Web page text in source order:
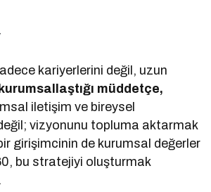
kariyerlerini değil, uzun
müddetçe,
iletişim ve bireysel
vizyonunu topluma aktarmak
girişimcinin de kurumsal değerler
bu stratejiyi oluşturmak